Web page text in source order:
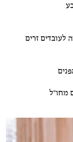
לעובדים זרים
מחו"ל